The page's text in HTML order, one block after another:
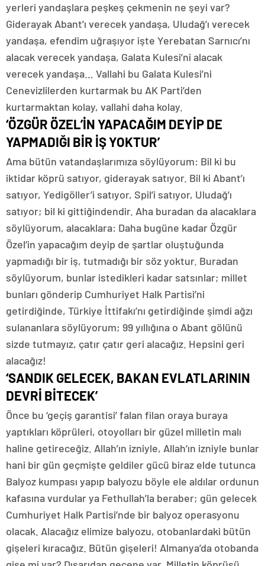
yerleri yandaşlara peşkeş çekmenin ne şeyi var?
Giderayak Abant’ı verecek yandaşa, Uludağ’ı verecek
yandaşa, efendim uğraşıyor işte Yerebatan Sarnıcı’nı
alacak verecek yandaşa, Galata Kulesi’ni alacak
verecek yandaşa… Vallahi bu Galata Kulesi’ni
Cenevizlilerden kurtarmak bu AK Parti’den
kurtarmaktan kolay, vallahi daha kolay.
‘ÖZGÜR ÖZEL’İN YAPACAĞIM DEYİP DE
YAPMADIĞI BİR İŞ YOKTUR’
Ama bütün vatandaşlarımıza söylüyorum: Bil ki bu
iktidar köprü satıyor, giderayak satıyor. Bil ki Abant’ı
satıyor, Yedigöller’i satıyor, Spil’i satıyor, Uludağ’ı
satıyor; bil ki gittiğindendir. Aha buradan da alacaklara
söylüyorum, alacaklara: Daha bugüne kadar Özgür
Özel’in yapacağım deyip de şartlar oluştuğunda
yapmadığı bir iş, tutmadığı bir söz yoktur. Buradan
söylüyorum, bunlar istedikleri kadar satsınlar; millet
bunları gönderip Cumhuriyet Halk Partisi’ni
getirdiğinde, Türkiye İttifakı’nı getirdiğinde şimdi ağzı
sulananlara söylüyorum; 99 yıllığına o Abant gölünü
sizde tutmayız, çatır çatır geri alacağız. Hepsini geri
alacağız!
‘SANDIK GELECEK, BAKAN EVLATLARININ
DEVRİ BİTECEK’
Önce bu ‘geçiş garantisi’ falan filan oraya buraya
yaptıkları köprüleri, otoyolları bir güzel milletin malı
haline getireceğiz. Allah’ın izniyle, Allah’ın izniyle bunlar
hani bir gün geçmişte geldiler gücü biraz elde tutunca
Balyoz kumpası yapıp balyozu böyle ele aldılar ordunun
kafasına vurdular ya Fethullah’la beraber; gün gelecek
Cumhuriyet Halk Partisi’nde bir balyoz operasyonu
olacak. Alacağız elimize balyozu, otobanlardaki bütün
gişeleri kıracağız. Bütün gişeleri! Almanya’da otobanda